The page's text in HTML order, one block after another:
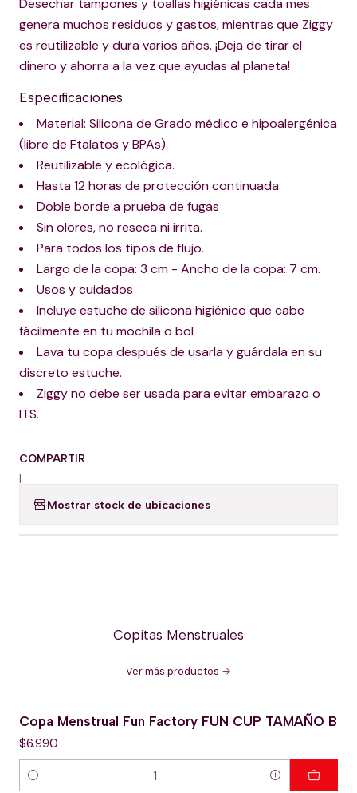
Desechar tampones y toallas higiénicas cada mes
genera muchos residuos y gastos, mientras que Ziggy
es reutilizable y dura varios años. ¡Deja de tirar el
dinero y ahorra a la vez que ayudas al planeta!
Especificaciones
Material: Silicona de Grado médico e hipoalergénica
(libre de Ftalatos y BPAs).
Reutilizable y ecológica.
Hasta 12 horas de protección continuada.
Doble borde a prueba de fugas
Sin olores, no reseca ni irrita.
Para todos los tipos de flujo.
Largo de la copa: 3 cm - Ancho de la copa: 7 cm.
Usos y cuidados
Incluye estuche de silicona higiénico que cabe
fácilmente en tu mochila o bol
Lava tu copa después de usarla y guárdala en su
discreto estuche.
Ziggy no debe ser usada para evitar embarazo o
ITS.
COMPARTIR
|
Mostrar stock de ubicaciones
Copitas Menstruales
Ver más productos
Copa Menstrual Fun Factory FUN CUP TAMAÑO B
$6.990
Cantidad